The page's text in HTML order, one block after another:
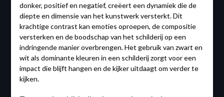
donker, positief en negatief, creëert een dynamiek die de
diepte en dimensie van het kunstwerk versterkt. Dit
krachtige contrast kan emoties oproepen, de compositie
versterken en de boodschap van het schilderij op een
indringende manier overbrengen. Het gebruik van zwart en
wit als dominante kleuren in een schilderij zorgt voor een
impact die blijft hangen en de kijker uitdaagt om verder te
kijken.